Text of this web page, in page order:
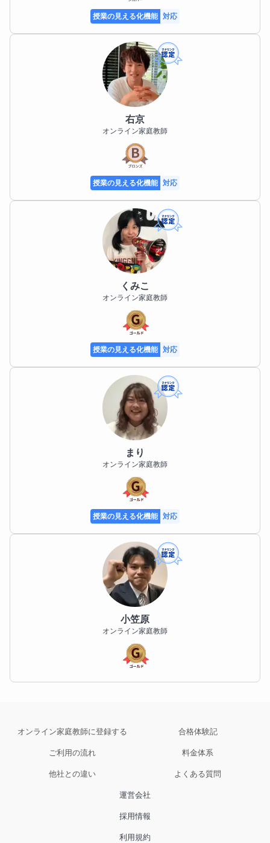
授業の見える化機能 対応
右京
オンライン家庭教師
授業の見える化機能 対応
くみこ
オンライン家庭教師
授業の見える化機能 対応
まり
オンライン家庭教師
授業の見える化機能 対応
小笠原
オンライン家庭教師
オンライン家庭教師に登録する 合格体験記
ご利用の流れ 料金体系
他社との違い よくある質問
運営会社
採用情報
利用規約